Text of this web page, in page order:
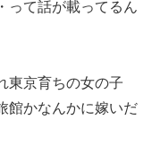
って話が載ってるん
東京育ちの女の子
館かなんかに嫁いだ